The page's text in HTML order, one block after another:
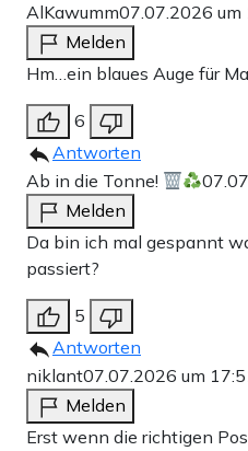
AlKawumm07.07.2026 um
Melden
Hm…ein blaues Auge für
6
Antworten
Ab in die Tonne!
Melden
Da bin ich mal gespannt
passiert?
5
Antworten
niklant07.07.2026 um
Melden
Erst wenn die richtigen